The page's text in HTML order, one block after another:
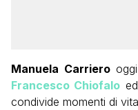
Manuela Carrierooggi
Francesco Chiofalo
condivide momenti di